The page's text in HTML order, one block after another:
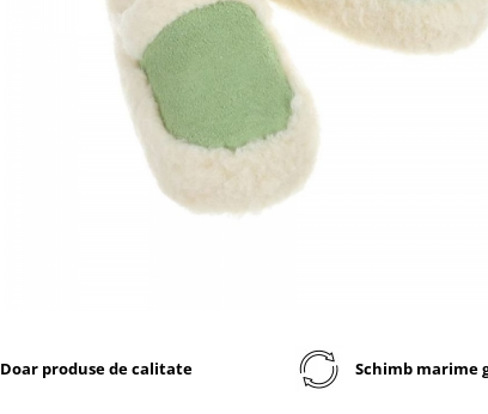
Doar produse de calitate Schimb marime